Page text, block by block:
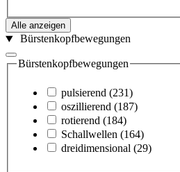
Alle anzeigen
Bürstenkopfbewegungen
Bürstenkopfbewegungen
pulsierend (231)
oszillierend (187)
rotierend (184)
Schallwellen (164)
dreidimensional (29)